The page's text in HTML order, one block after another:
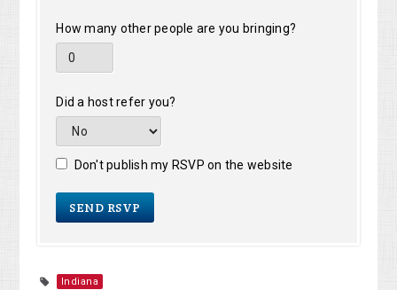
How many other people are you bringing?
Did a host refer you?
Don't publish my RSVP on the website
Indiana